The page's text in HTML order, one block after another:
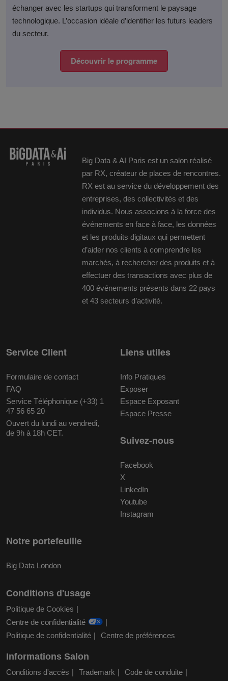
échanger avec les startups qui transforment le paysage
technologique. L’occasion idéale d’identifier les futurs leaders
du secteur.​
Découvrir le programme
Big Data & AI Paris est un salon réalisé
par RX, créateur de places de rencontres.
RX est au service du développement des
entreprises, des collectivités et des
individus. Nous associons à la force des
événements en face à face, les données
et les produits digitaux qui permettent
d’aider nos clients à comprendre les
marchés, à rechercher des produits et à
effectuer des transactions avec plus de
400 événements présents dans 22 pays
et 43 secteurs d’activité.
Service Client
Formulaire de contact
FAQ
Service Téléphonique (+33) 1
47 56 65 20
Ouvert du lundi au vendredi,
de 9h à 18h CET.
Liens utiles
Info Pratiques
Exposer
Espace Exposant
Espace Presse
Suivez-nous
Facebook
X
LinkedIn
Youtube
Instagram
Notre portefeuille
Big Data London
Conditions d'usage
Politique de Cookies
Centre de confidentialité
Politique de confidentialité
Centre de préférences
Informations Salon
Conditions d'accès Trademark
Code de conduite